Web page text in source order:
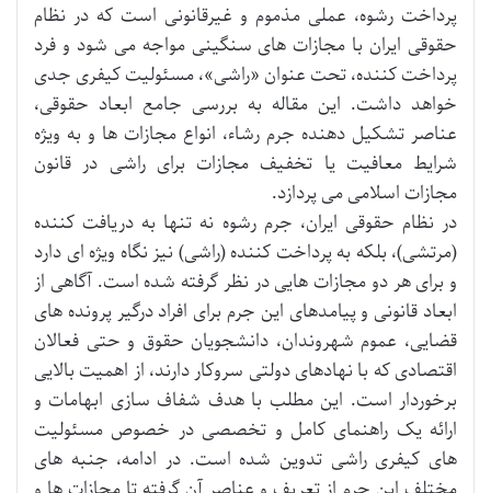
پرداخت رشوه، عملی مذموم و غیرقانونی است که در نظام
حقوقی ایران با مجازات های سنگینی مواجه می شود و فرد
پرداخت کننده، تحت عنوان «راشی»، مسئولیت کیفری جدی
خواهد داشت. این مقاله به بررسی جامع ابعاد حقوقی،
عناصر تشکیل دهنده جرم رشاء، انواع مجازات ها و به ویژه
شرایط معافیت یا تخفیف مجازات برای راشی در قانون
مجازات اسلامی می پردازد.
در نظام حقوقی ایران، جرم رشوه نه تنها به دریافت کننده
(مرتشی)، بلکه به پرداخت کننده (راشی) نیز نگاه ویژه ای دارد
و برای هر دو مجازات هایی در نظر گرفته شده است. آگاهی از
ابعاد قانونی و پیامدهای این جرم برای افراد درگیر پرونده های
قضایی، عموم شهروندان، دانشجویان حقوق و حتی فعالان
اقتصادی که با نهادهای دولتی سروکار دارند، از اهمیت بالایی
برخوردار است. این مطلب با هدف شفاف سازی ابهامات و
ارائه یک راهنمای کامل و تخصصی در خصوص مسئولیت
های کیفری راشی تدوین شده است. در ادامه، جنبه های